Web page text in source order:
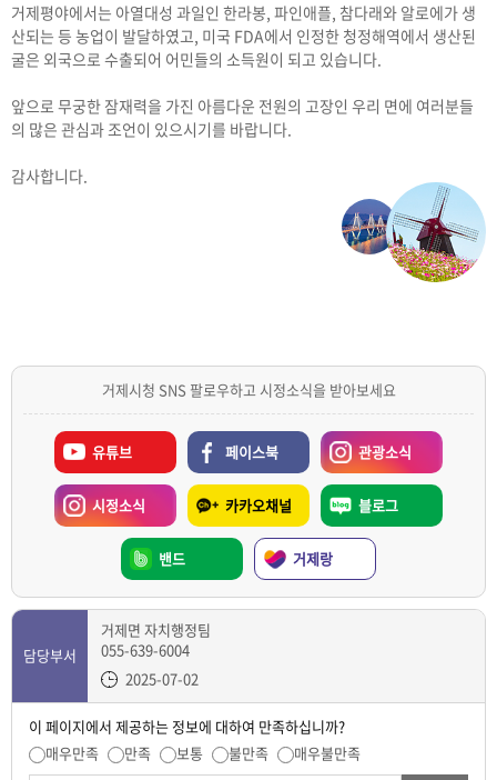
거제평야에서는 아열대성 과일인 한라봉, 파인애플, 참다래와 알로에가 생
산되는 등 농업이 발달하였고, 미국 FDA에서 인정한 청정해역에서 생산된
굴은 외국으로 수출되어 어민들의 소득원이 되고 있습니다.
앞으로 무궁한 잠재력을 가진 아름다운 전원의 고장인 우리 면에 여러분들
의 많은 관심과 조언이 있으시기를 바랍니다.
감사합니다.
거제시청 SNS 팔로우하고 시정소식을 받아보세요
유튜브 페이스북 관광소식
시정소식 카카오채널 블로그
밴드 거제랑
담당부서
거제면 자치행정팀
055-639-6004
2025-07-02
이 페이지에서 제공하는 정보에 대하여 만족하십니까?
매우만족
만족 보통 불만족 매우불만족